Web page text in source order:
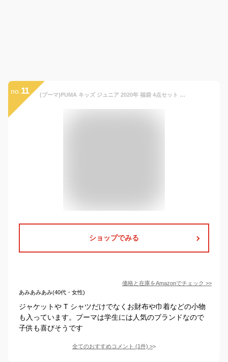
no. 11 (プーマ)PUMA キッズ ジュニア 2020年 福袋 4点セット スポーツ 子供服 【921106】150cm ワンカラー
ショップでみる
価格と在庫をAmazonでチェック >>
あみあみあみ(40代・女性)
ジャケットや T シャツだけでなくお財布や巾着などの小物
も入っています。プーマは学生には人気のブランドなので
子供も喜びそうです
全てのおすすめコメント (1件) >